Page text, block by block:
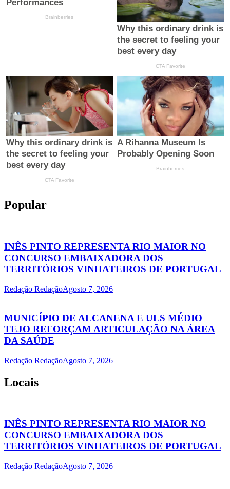
Popular
INÊS PINTO REPRESENTA RIO MAIOR NO
CONCURSO EMBAIXADORA DOS
TERRITÓRIOS VINHATEIROS DE PORTUGAL
Redação RedaçãoAgosto 7, 2026
MUNICÍPIO DE ALCANENA E ULS MÉDIO
TEJO REFORÇAM ARTICULAÇÃO NA ÁREA
DA SAÚDE
Redação RedaçãoAgosto 7, 2026
Locais
INÊS PINTO REPRESENTA RIO MAIOR NO
CONCURSO EMBAIXADORA DOS
TERRITÓRIOS VINHATEIROS DE PORTUGAL
Redação RedaçãoAgosto 7, 2026